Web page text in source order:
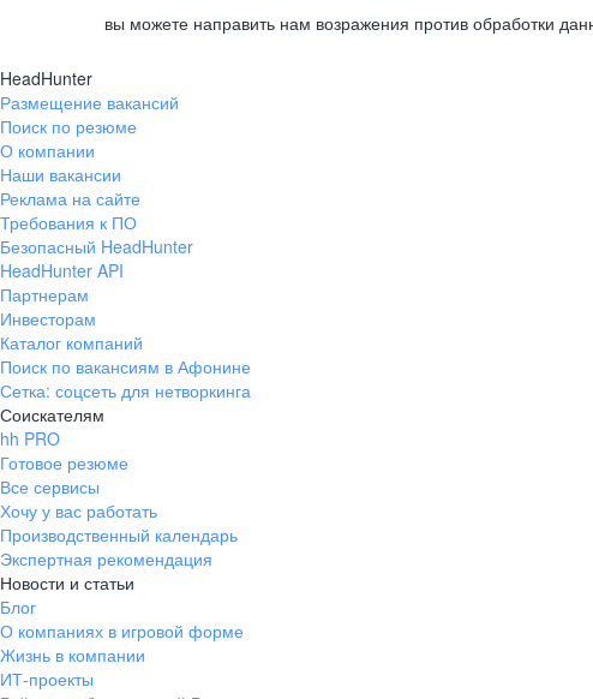
вы можете направить нам возражения против обработки
HeadHunter
Размещение вакансий
Поиск по резюме
О компании
Наши вакансии
Реклама на сайте
Требования к ПО
Безопасный HeadHunter
HeadHunter API
Партнерам
Инвесторам
Каталог компаний
Поиск по вакансиям в Афонине
Сетка: соцсеть для нетворкинга
Соискателям
hh PRO
Готовое резюме
Все сервисы
Хочу у вас работать
Производственный календарь
Экспертная рекомендация
Новости и статьи
Блог
О компаниях в игровой форме
Жизнь в компании
ИТ-проекты